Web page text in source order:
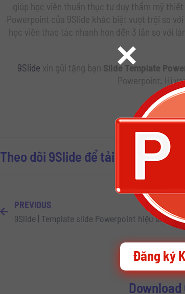
giúp học viên thuần thục tư duy thẩm mỹ
Powerpoint của 9Slide khác biệt vượt trội so
học viên thao tác nhanh hơn đến 3 lần so với
9Slide xin gửi tặng bạn Slide Template
Powerpoint. Hi
Theo dõi 9Slide để tải thêm nhiều
PREVIOUS
9Slide | Template slide Powerpoint hiệu ứng
×
Đăng ký